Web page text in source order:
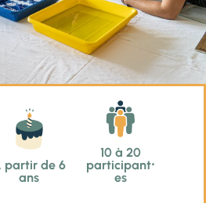
partir de 6
ans
10 à 20
participant⸱
es